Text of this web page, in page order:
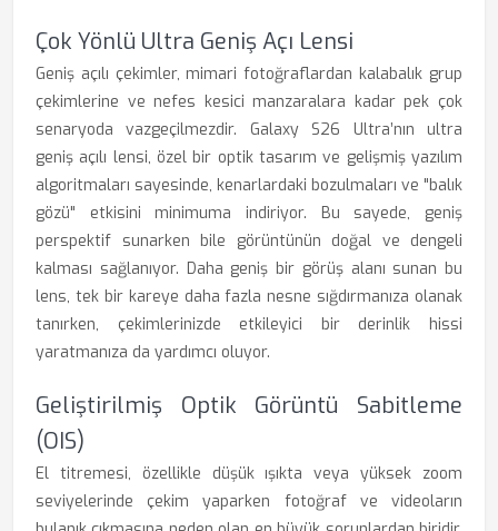
Çok Yönlü Ultra Geniş Açı Lensi
Geniş açılı çekimler, mimari fotoğraflardan kalabalık grup
çekimlerine ve nefes kesici manzaralara kadar pek çok
senaryoda vazgeçilmezdir. Galaxy S26 Ultra’nın ultra
geniş açılı lensi, özel bir optik tasarım ve gelişmiş yazılım
algoritmaları sayesinde, kenarlardaki bozulmaları ve "balık
gözü" etkisini minimuma indiriyor. Bu sayede, geniş
perspektif sunarken bile görüntünün doğal ve dengeli
kalması sağlanıyor. Daha geniş bir görüş alanı sunan bu
lens, tek bir kareye daha fazla nesne sığdırmanıza olanak
tanırken, çekimlerinizde etkileyici bir derinlik hissi
yaratmanıza da yardımcı oluyor.
Geliştirilmiş Optik Görüntü Sabitleme
(OIS)
El titremesi, özellikle düşük ışıkta veya yüksek zoom
seviyelerinde çekim yaparken fotoğraf ve videoların